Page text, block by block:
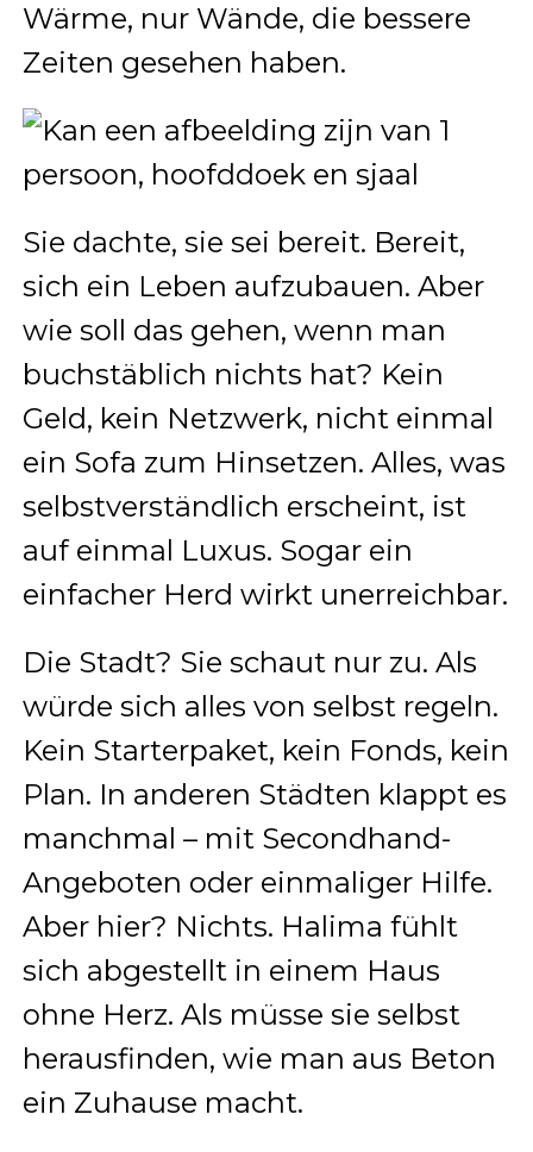
Wärme, nur Wände, die bessere
Zeiten gesehen haben.
Sie dachte, sie sei bereit. Bereit,
sich ein Leben aufzubauen. Aber
wie soll das gehen, wenn man
buchstäblich nichts hat? Kein
Geld, kein Netzwerk, nicht einmal
ein Sofa zum Hinsetzen. Alles, was
selbstverständlich erscheint, ist
auf einmal Luxus. Sogar ein
einfacher Herd wirkt unerreichbar.
Die Stadt? Sie schaut nur zu. Als
würde sich alles von selbst regeln.
Kein Starterpaket, kein Fonds, kein
Plan. In anderen Städten klappt es
manchmal – mit Secondhand-
Angeboten oder einmaliger Hilfe.
Aber hier? Nichts. Halima fühlt
sich abgestellt in einem Haus
ohne Herz. Als müsse sie selbst
herausfinden, wie man aus Beton
ein Zuhause macht.